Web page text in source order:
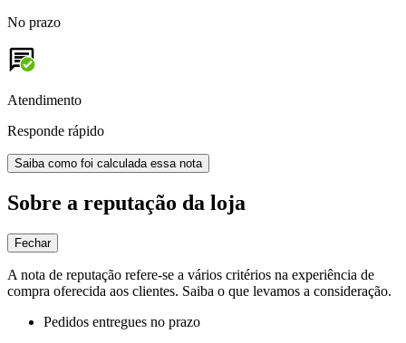
No prazo
Atendimento
Responde rápido
Saiba como foi calculada essa nota
Sobre a reputação da loja
Fechar
A nota de reputação refere-se a vários critérios na experiência de
compra oferecida aos clientes. Saiba o que levamos a consideração.
Pedidos entregues no prazo